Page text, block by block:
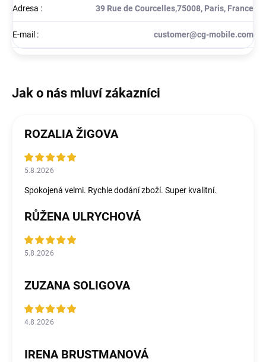
Adresa : 39 Rue de Courcelles,75008, Paris, France
E-mail : customer@cg-mobile.com
ROZALIA ŽIGOVA
5.8.2026
Spokojená velmi. Rychle dodání zboží. Super kvalitní.
RŮŽENA ULRYCHOVÁ
5.8.2026
ZUZANA SOLIGOVA
4.8.2026
IRENA BRUSTMANOVÁ